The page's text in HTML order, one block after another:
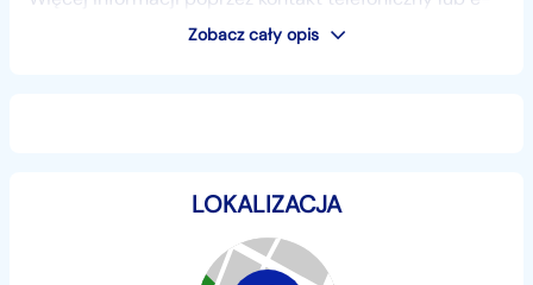
Zobacz cały opis
LOKALIZACJA